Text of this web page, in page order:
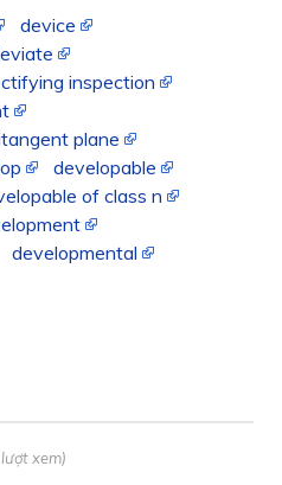
device
inspection
plane
developable
of class n
developmental
lượt xem)